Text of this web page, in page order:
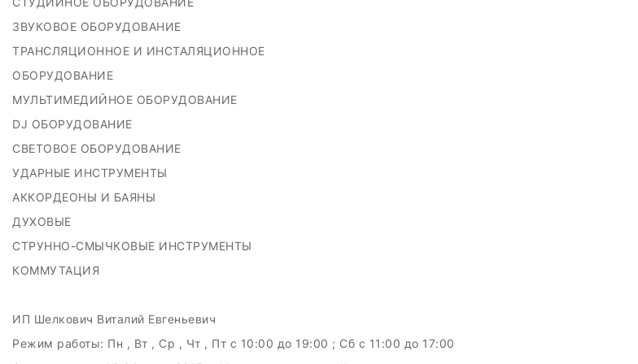
ЗВУКОВОЕ ОБОРУДОВАНИЕ
ТРАНСЛЯЦИОННОЕ И ИНСТАЛЯЦИОННОЕ
ОБОРУДОВАНИЕ
МУЛЬТИМЕДИЙНОЕ ОБОРУДОВАНИЕ
DJ ОБОРУДОВАНИЕ
СВЕТОВОЕ ОБОРУДОВАНИЕ
УДАРНЫЕ ИНСТРУМЕНТЫ
АККОРДЕОНЫ И БАЯНЫ
ДУХОВЫЕ
СТРУННО-СМЫЧКОВЫЕ ИНСТРУМЕНТЫ
КОММУТАЦИЯ
ИП Шелкович Виталий Евгеньевич
Режим работы: Пн , Вт , Ср , Чт , Пт c 10:00 до 19:00 ; Сб c 11:00 до 17:00